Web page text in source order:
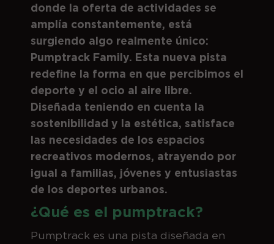
donde la oferta de actividades se
amplía constantemente, está
surgiendo algo realmente único:
Pumptrack Family. Esta nueva pista
redefine la forma en que percibimos el
deporte y el ocio al aire libre.
Diseñada teniendo en cuenta la
sostenibilidad y la estética, satisface
las necesidades de los espacios
recreativos modernos, atrayendo por
igual a familias, jóvenes y entusiastas
de los deportes urbanos.
¿Qué es el pumptrack?
Pumptrack es una pista diseñada en